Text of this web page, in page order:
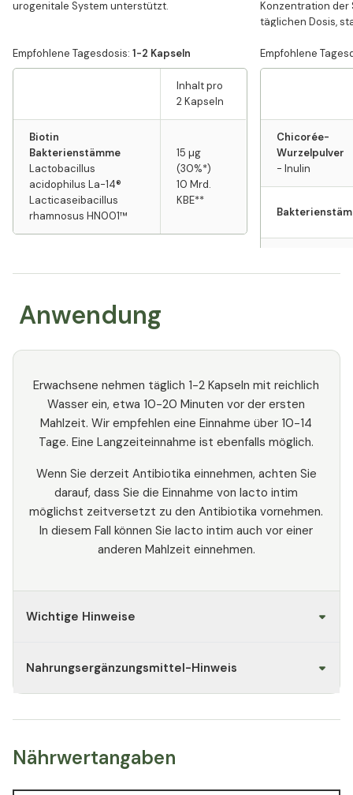
Anwendung
Erwachsene nehmen täglich 1-2 Kapseln mit reichlich
Wasser ein, etwa 10-20 Minuten vor der ersten
Mahlzeit. Wir empfehlen eine Einnahme über 10-14
Tage. Eine Langzeiteinnahme ist ebenfalls möglich.
Wenn Sie derzeit Antibiotika einnehmen, achten Sie
darauf, dass Sie die Einnahme von lacto intim
möglichst zeitversetzt zu den Antibiotika vornehmen.
In diesem Fall können Sie lacto intim auch vor einer
anderen Mahlzeit einnehmen.
Wichtige Hinweise
Nahrungsergänzungsmittel-Hinweis
Nährwertangaben
urogenitale System unterstützt.
Konzentration der
täglichen Dosis,
Erweiterter
Intensiv-
Kombination aus
Wohlbefinden im
Empfohlene Tagesdosis: 1-2 Kapseln
Inhalt pro
2 Kapseln
Biotin
Bakterienstämme
Lactobacillus
acidophilus La-14®
Lacticaseibacillus
rhamnosus HN001™
15 µg
(30%*)
10 Mrd.
KBE**
Empfohlene
Chicorée-
Wurzelpulver
- Inulin
Biotin